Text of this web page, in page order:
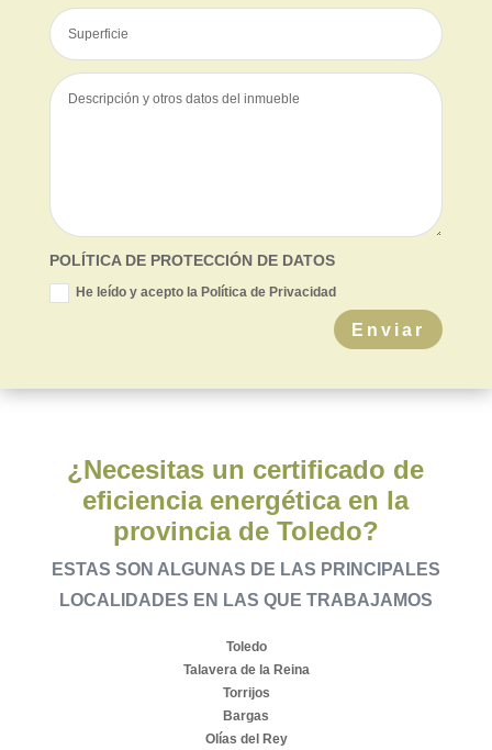
POLÍTICA DE PROTECCIÓN DE DATOS
He leído y acepto la Política de Privacidad
Enviar
¿Necesitas un certificado de
eficiencia energética en la
provincia de Toledo?
ESTAS SON ALGUNAS DE LAS PRINCIPALES
LOCALIDADES EN LAS QUE TRABAJAMOS
Toledo
Talavera de la Reina
Torrijos
Bargas
Olías del Rey